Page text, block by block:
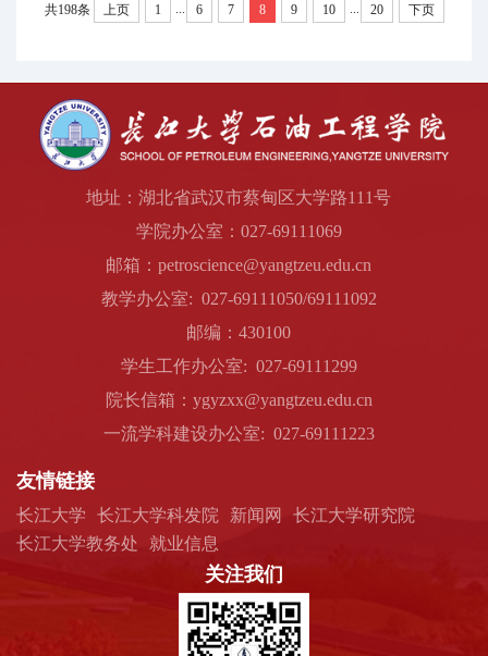
共198条 上页 1 ... 6 7 8 9 10 ... 20 下页
地址：湖北省武汉市蔡甸区大学路111号
学院办公室：027-69111069
邮箱：petroscience@yangtzeu.edu.cn
教学办公室: 027-69111050/69111092
邮编：430100
学生工作办公室: 027-69111299
院长信箱：ygyzxx@yangtzeu.edu.cn
一流学科建设办公室: 027-69111223
友情链接
长江大学 长江大学科发院 新闻网
长江大学研究院
长江大学教务处
就业信息
关注我们